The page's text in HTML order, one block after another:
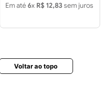
Em até6x R$ 12,83sem juros
Voltar ao topo